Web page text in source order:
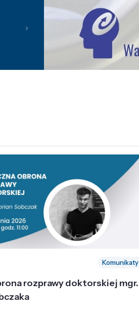
Komunikaty
rozprawy doktorskiej mgr.